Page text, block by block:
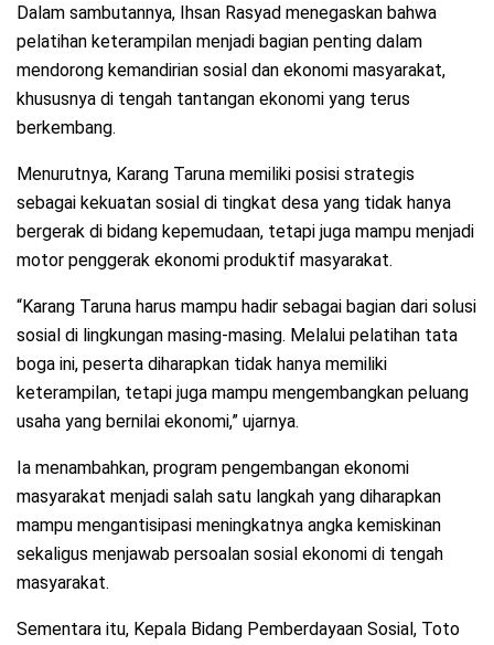
Dalam sambutannya, Ihsan Rasyad menegaskan bahwa
pelatihan keterampilan menjadi bagian penting dalam
mendorong kemandirian sosial dan ekonomi masyarakat,
khususnya di tengah tantangan ekonomi yang terus
berkembang.
Menurutnya, Karang Taruna memiliki posisi strategis
sebagai kekuatan sosial di tingkat desa yang tidak hanya
bergerak di bidang kepemudaan, tetapi juga mampu menjadi
motor penggerak ekonomi produktif masyarakat.
“Karang Taruna harus mampu hadir sebagai bagian dari solusi
sosial di lingkungan masing-masing. Melalui pelatihan tata
boga ini, peserta diharapkan tidak hanya memiliki
keterampilan, tetapi juga mampu mengembangkan peluang
usaha yang bernilai ekonomi,” ujarnya.
Ia menambahkan, program pengembangan ekonomi
masyarakat menjadi salah satu langkah yang diharapkan
mampu mengantisipasi meningkatnya angka kemiskinan
sekaligus menjawab persoalan sosial ekonomi di tengah
masyarakat.
Sementara itu, Kepala Bidang Pemberdayaan Sosial, Toto